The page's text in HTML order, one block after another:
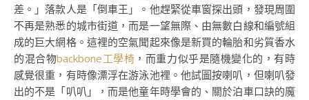
差。」落款人是「倒車王」。他趕緊從車窗探出頭，發現周圍
不再是熟悉的城市街道，而是一望無際、由無數白線和編號組
成的巨大網格。這裡的空氣聞起來像是新買的輪胎和劣質香水
的混合物backbone工學椅 ，而重力似乎是隨機變化的，有時
感覺很重，有時像漂浮在游泳池裡。他試圖按喇叭，但喇叭發
出的不是「叭叭」，而是他童年時學會的、關於泊車口訣的魔